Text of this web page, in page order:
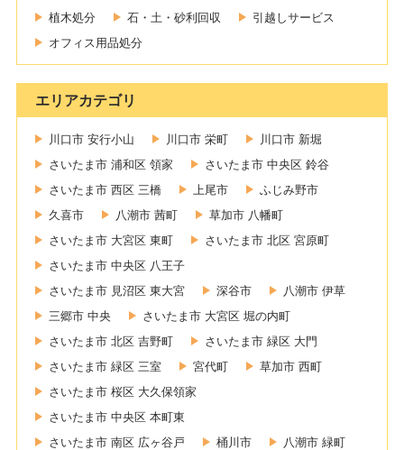
植木処分
石・土・砂利回収
引越しサービス
オフィス用品処分
エリアカテゴリ
川口市 安行小山 川口市 栄町
川口市 新堀
さいたま市 浦和区 領家
さいたま市 中央区 鈴谷
さいたま市 西区 三橋
上尾市
ふじみ野市
久喜市
八潮市 茜町
草加市 八幡町
さいたま市 大宮区 東町
さいたま市 北区 宮原町
さいたま市 中央区 八王子
さいたま市 見沼区 東大宮
深谷市
八潮市 伊草
三郷市 中央
さいたま市 大宮区 堀の内町
さいたま市 北区 吉野町
さいたま市 緑区 大門
さいたま市 緑区 三室
宮代町
草加市 西町
さいたま市 桜区 大久保領家
さいたま市 中央区 本町東
さいたま市 南区 広ヶ谷戸
桶川市
八潮市 緑町